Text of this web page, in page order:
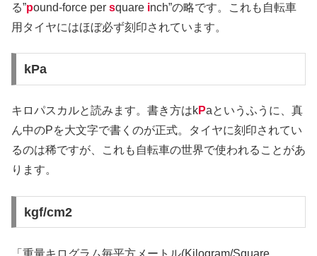
る”pound-force per square inch”の略です。これも自転車
用タイヤにはほぼ必ず刻印されています。
kPa
キロパスカルと読みます。書き方はkPaというふうに、真
ん中のPを大文字で書くのが正式。タイヤに刻印されてい
るのは稀ですが、これも自転車の世界で使われることがあ
ります。
kgf/cm2